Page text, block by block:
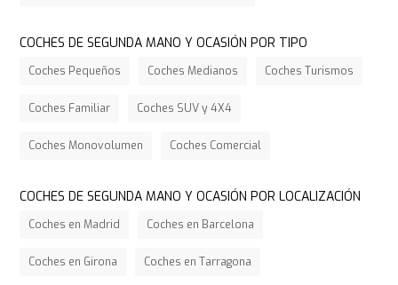
COCHES DE SEGUNDA MANO Y OCASIÓN POR TIPO
Coches Pequeños Coches Medianos Coches Turismos
Coches Familiar Coches SUV y 4X4
Coches Monovolumen Coches Comercial
COCHES DE SEGUNDA MANO Y OCASIÓN POR LOCALIZACIÓN
Coches en Madrid Coches en Barcelona
Coches en Girona Coches en Tarragona